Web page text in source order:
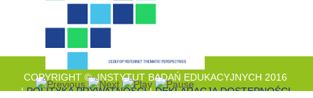
COPYRIGHT © INSTYTUT BADAŃ EDUKACYJNYCH 2016
|POLITYKA PRYWATNOŚCI|DEKLARACJA DOSTĘPNOŚCI